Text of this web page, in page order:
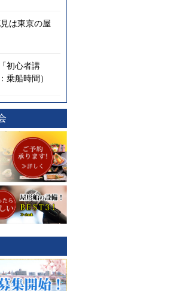
は東京の屋
初心者講
乗船時間）